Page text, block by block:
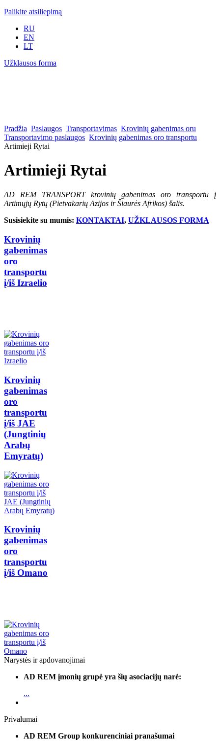
Palikite atsiliepimą
RU
EN
LT
Užklausos forma
Pradžia Paslaugos Transportavimas Krovinių gabenimas oru
Transportavimo paslaugos Krovinių gabenimas oro transportu
Artimieji Rytai
Artimieji Rytai
AD REM TRANSPORT krovinių gabenimas oro transportu į
Artimųjų Rytų (Pietvakarių Azijos ir Šiaurės Afrikos) šalis.
Susisiekite su mumis: KONTAKTAI, UŽKLAUSOS FORMA
Krovinių
gabenimas
oro
transportu
į/iš Izraelio
Krovinių
gabenimas
oro
transportu
į/iš JAE
(Jungtinių
Arabų
Emyratų)
Krovinių
gabenimas
oro
transportu
į/iš Omano
Narystės ir apdovanojimai
AD REM įmonių grupė yra šių asociacijų narė:
...
Privalumai
AD REM Group konkurenciniai pranašumai